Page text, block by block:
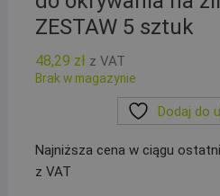
ZESTAW 5 sztuk
48,29 zł z VAT
Brak w magazynie
Dodaj do
Najniższa cena w ciągu
z VAT